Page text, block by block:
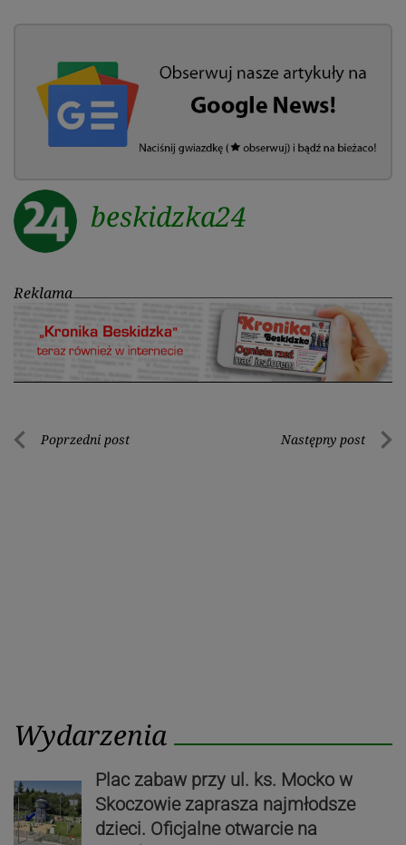
beskidzka24
Reklama
Nawigacja
Poprzedni post Następny post
Wydarzenia
Plac zabaw przy ul. ks. Mocko w
Skoczowie zaprasza najmłodsze
dzieci. Oficjalne otwarcie na